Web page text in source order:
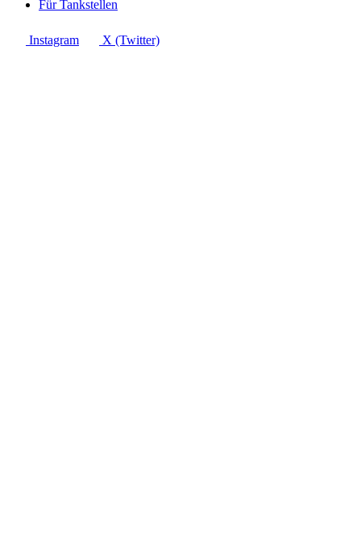
Für Tankstellen
Instagram X (Twitter)